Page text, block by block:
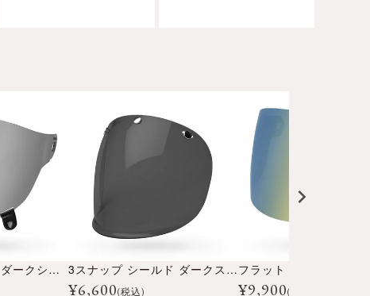
フラット シールド ダークシルバーイリジウム 3スナップ シールド ダークスモーク
¥6,600(税込) ¥9,900(税込)